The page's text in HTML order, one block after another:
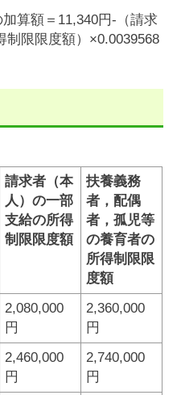
算額＝11,340円-（請求
制限限度額）×0.0039568
請求者（本
人）の一部
支給の所得
制限限度額
扶養義務
者，配偶
者，孤児等
の養育者の
所得制限限
度額
2,080,000
円
2,360,000
円
2,460,000
円
2,740,000
円